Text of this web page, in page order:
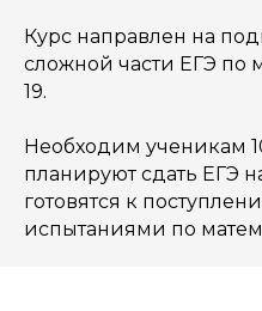
Курс направлен на
сложной части ЕГЭ по
19.
Необходим ученикам
планируют сдать ЕГЭ
готовятся к
испытаниями по